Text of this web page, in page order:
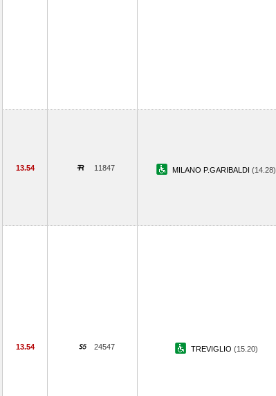
13.54 11847 MILANO P.GARIBALDI (14.28)
13.54 24547 TREVIGLIO (15.20)